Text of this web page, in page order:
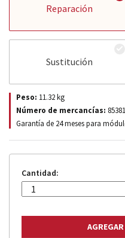
Reparación
Sustitución
Peso: 11.32kg
Número de mercancías:
Garantía de 24 meses para
Cantidad: